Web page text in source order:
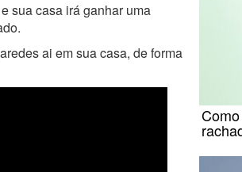
sua casa irá ganhar uma
ai em sua casa, de forma